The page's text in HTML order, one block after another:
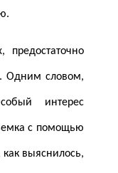
Одним словом,
интерес
с помощью
как выяснилось,